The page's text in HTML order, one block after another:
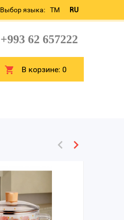
Выбор языка: TM RU
+993 62 657222
В корзине:0